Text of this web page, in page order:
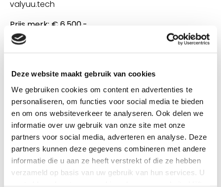
Deze website maakt gebruik van cookies
We gebruiken cookies om content en advertenties te
personaliseren, om functies voor social media te bieden
en om ons websiteverkeer te analyseren. Ook delen we
informatie over uw gebruik van onze site met onze
partners voor social media, adverteren en analyse. Deze
partners kunnen deze gegevens combineren met andere
informatie die u aan ze heeft verstrekt of die ze hebben
verzameld op basis van uw gebruik van hun services. U
valyuu.tech
Prijs merk: € 6.500,-
Prijs domeinnamen:n.o.t.k.
Heb je interesse in dit merk en domeinnamen? Neem
dan contact met ons op.